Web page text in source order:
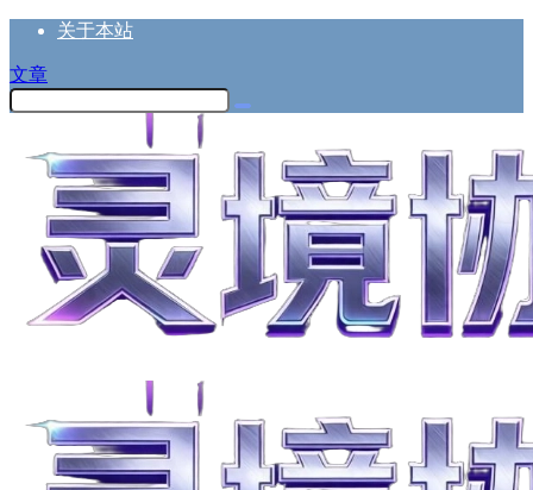
关于本站
文章